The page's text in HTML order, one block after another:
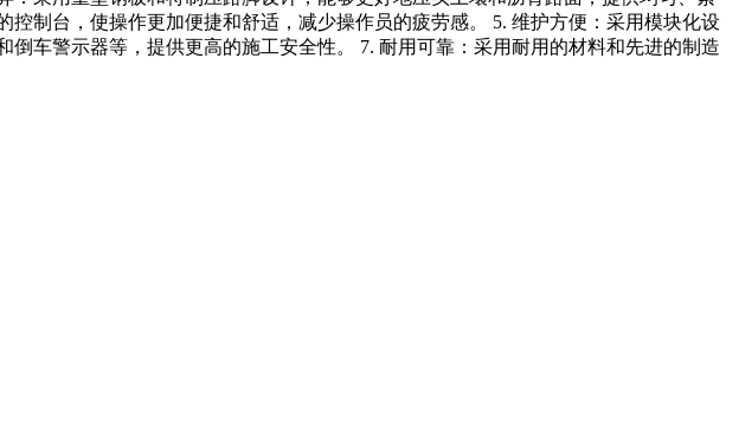
制台，使操作更加便捷和舒适，减少操作员的疲劳感。 5. 维护方便：采用模块化设
车警示器等，提供更高的施工安全性。 7. 耐用可靠：采用耐用的材料和先进的制造